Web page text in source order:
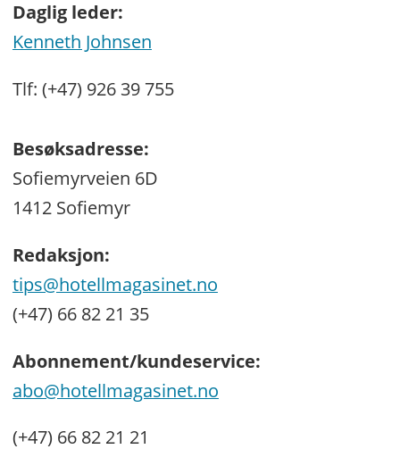
Daglig leder:
Kenneth Johnsen
Tlf: (+47) 926 39 755
Besøksadresse:
Sofiemyrveien 6D
1412 Sofiemyr
Redaksjon:
tips@hotellmagasinet.no
(+47) 66 82 21 35
Abonnement/kundeservice:
abo@hotellmagasinet.no
(+47) 66 82 21 21